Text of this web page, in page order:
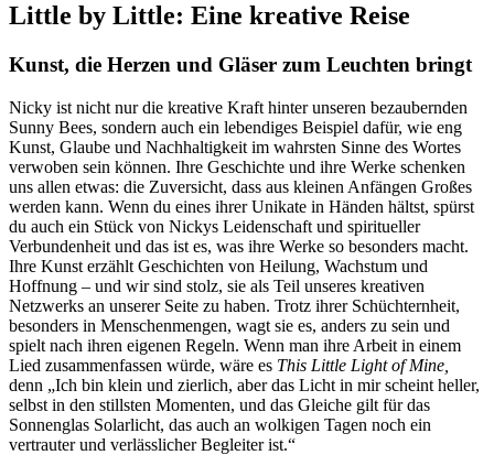
Little by Little: Eine kreative Reise
Kunst, die Herzen und Gläser zum Leuchten bringt
Nicky ist nicht nur die kreative Kraft hinter unseren bezaubernden
Sunny Bees, sondern auch ein lebendiges Beispiel dafür, wie eng
Kunst, Glaube und Nachhaltigkeit im wahrsten Sinne des Wortes
verwoben sein können. Ihre Geschichte und ihre Werke schenken
uns allen etwas: die Zuversicht, dass aus kleinen Anfängen Großes
werden kann. Wenn du eines ihrer Unikate in Händen hältst, spürst
du auch ein Stück von Nickys Leidenschaft und spiritueller
Verbundenheit und das ist es, was ihre Werke so besonders macht.
Ihre Kunst erzählt Geschichten von Heilung, Wachstum und
Hoffnung – und wir sind stolz, sie als Teil unseres kreativen
Netzwerks an unserer Seite zu haben. Trotz ihrer Schüchternheit,
besonders in Menschenmengen, wagt sie es, anders zu sein und
spielt nach ihren eigenen Regeln. Wenn man ihre Arbeit in einem
Lied zusammenfassen würde, wäre es This Little Light of Mine,
denn „Ich bin klein und zierlich, aber das Licht in mir scheint heller,
selbst in den stillsten Momenten, und das Gleiche gilt für das
Sonnenglas Solarlicht, das auch an wolkigen Tagen noch ein
vertrauter und verlässlicher Begleiter ist.“